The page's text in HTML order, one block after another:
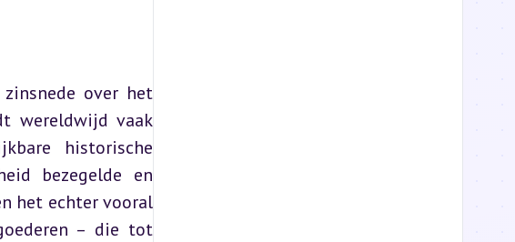
over het
wereldwijd vaak
historische
bezegelde en
het echter vooral
– die tot